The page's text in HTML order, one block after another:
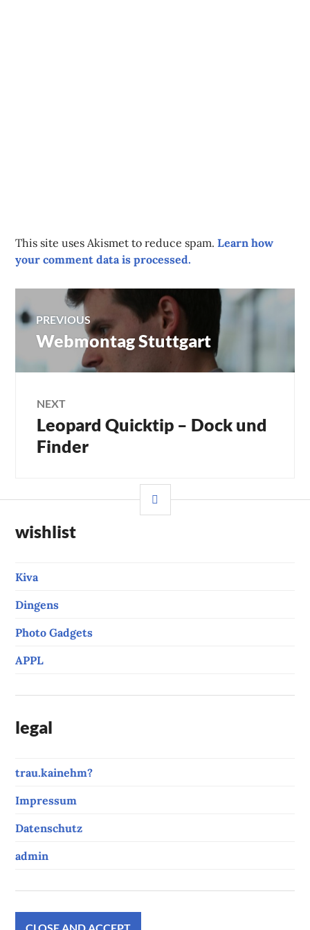
This site uses Akismet to reduce spam.Learn how
your comment data is processed.
Post
navigation
PREVIOUS
Previous
Webmontag Stuttgart
NEXT
Next
post:
Leopard Quicktip – Dock und
Finder
wishlist
Kiva
Dingens
Photo Gadgets
APPL
legal
trau.kainehm?
Impressum
Datenschutz
admin